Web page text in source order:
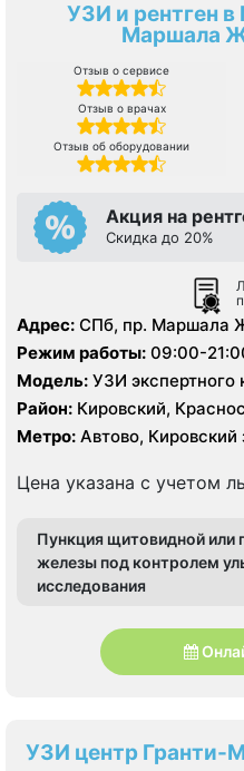
УЗИ и рентген
Маршала
Отзыв о сервисе
Отзыв о врачах
Отзыв об оборудовании
Акция на
Скидка до 20%
Адрес: СПб, пр. Маршала
Режим работы: 09:00-
Модель: УЗИ экспертного
Район: Кировский,
Метро: Автово, Кировский
Цена указана с учетом
Пункция щитовидной или
железы под контролем
исследования
УЗИ центр Гранти-